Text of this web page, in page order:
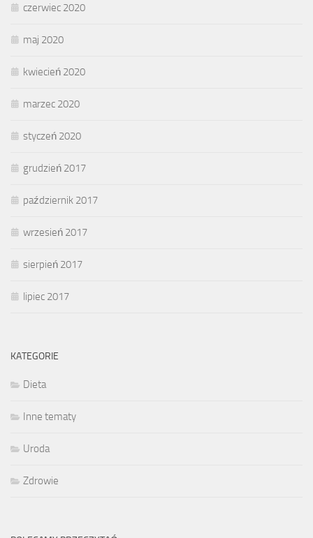
czerwiec 2020
maj 2020
kwiecień 2020
marzec 2020
styczeń 2020
grudzień 2017
październik 2017
wrzesień 2017
sierpień 2017
lipiec 2017
KATEGORIE
Dieta
Inne tematy
Uroda
Zdrowie